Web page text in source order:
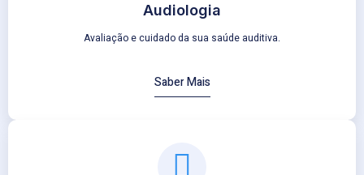
Audiologia
Avaliação e cuidado da sua saúde auditiva.
Saber Mais